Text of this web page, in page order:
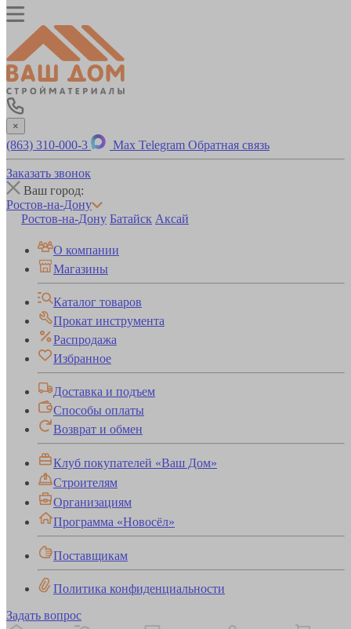
×
(863) 310-000-3 Max Telegram Обратная связь
Заказать звонок
Ваш город:
Ростов-на-Дону
Ростов-на-Дону Батайск Аксай
О компании
Магазины
Каталог товаров
Прокат инструмента
Распродажа
Избранное
Доставка и подъем
Способы оплаты
Возврат и обмен
Клуб покупателей «Ваш Дом»
Строителям
Организациям
Программа «Новосёл»
Поставщикам
Политика конфиденциальности
Задать вопрос